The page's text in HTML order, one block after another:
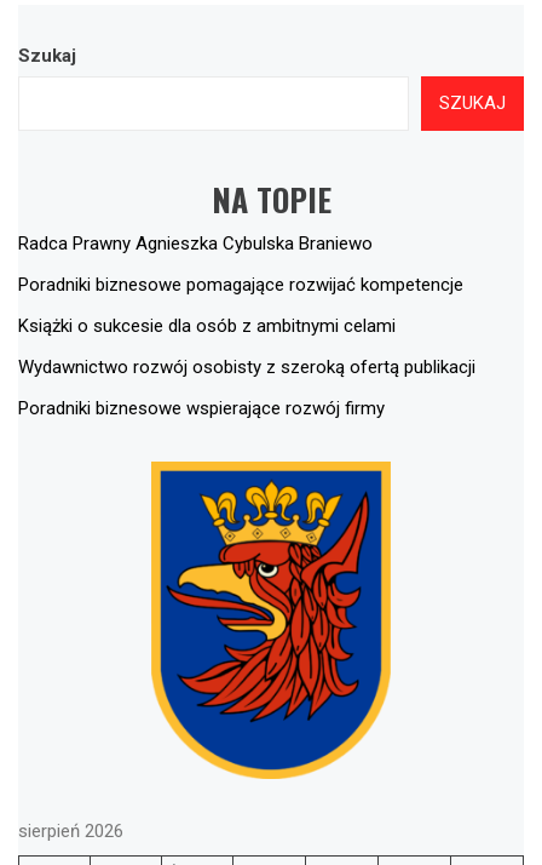
Szukaj
SZUKAJ
NA TOPIE
Radca Prawny Agnieszka Cybulska Braniewo
Poradniki biznesowe pomagające rozwijać kompetencje
Książki o sukcesie dla osób z ambitnymi celami
Wydawnictwo rozwój osobisty z szeroką ofertą publikacji
Poradniki biznesowe wspierające rozwój firmy
sierpień 2026